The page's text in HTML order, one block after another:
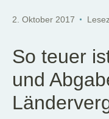
2. Oktober 2017
So teuer
und